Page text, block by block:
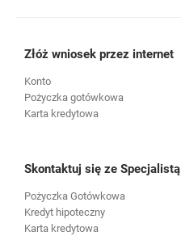
Złóż wniosek przez internet
Konto
Pożyczka gotówkowa
Karta kredytowa
Skontaktuj się ze Specjalistą
Pożyczka Gotówkowa
Kredyt hipoteczny
Karta kredytowa